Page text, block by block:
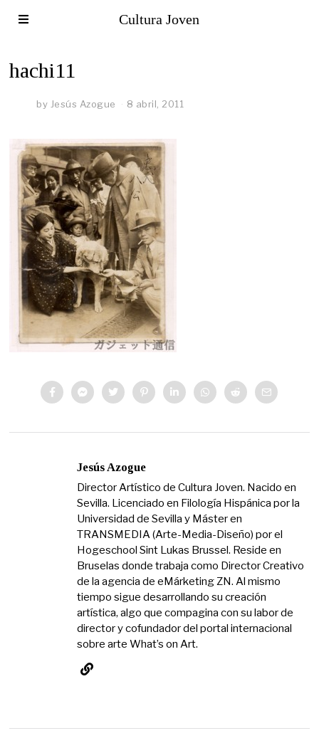
Cultura Joven
hachi11
by Jesús Azogue 8 abril, 2011
Jesús Azogue
Director Artístico de Cultura Joven. Nacido en
Sevilla. Licenciado en Filología Hispánica por la
Universidad de Sevilla y Máster en
TRANSMEDIA (Arte-Media-Diseño) por el
Hogeschool Sint Lukas Brussel. Reside en
Bruselas donde trabaja como Director Creativo
de la agencia de eMárketing ZN. Al mismo
tiempo sigue desarrollando su creación
artística, algo que compagina con su labor de
director y cofundador del portal internacional
sobre arte What’s on Art.